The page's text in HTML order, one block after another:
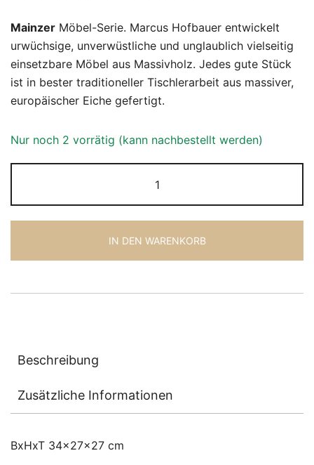
Mainzer Möbel-Serie. Marcus Hofbauer entwickelt
urwüchsige, unverwüstliche und unglaublich vielseitig
einsetzbare Möbel aus Massivholz. Jedes gute Stück
ist in bester traditioneller Tischlerarbeit aus massiver,
europäischer Eiche gefertigt.
Nur noch 2 vorrätig (kann nachbestellt werden)
Zeitschriftensammler
Menge
IN DEN WARENKORB
Beschreibung
Zusätzliche Informationen
BxHxT 34x27x27 cm